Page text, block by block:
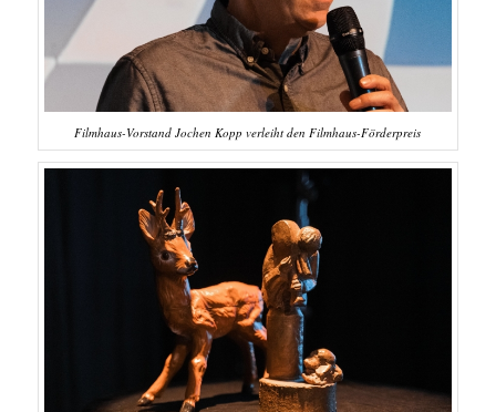
Filmhaus-Vorstand Jochen Kopp verleiht den Filmhaus-Förderpreis